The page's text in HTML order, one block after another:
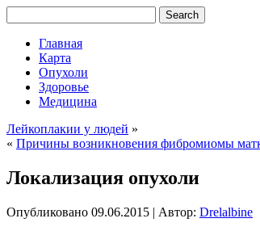
Главная
Карта
Опухоли
Здоровье
Медицина
Лейкоплакии у людей »
« Причины возникновения фибромиомы
Локализация опухоли
Опубликовано 09.06.2015 | Автор: Drelalbine